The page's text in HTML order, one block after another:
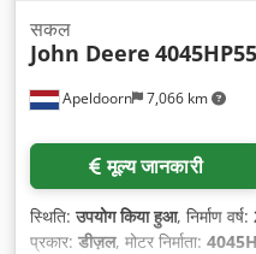
Apeldoorn 7,066 km
सकल
John Deere
मूल्य जानकारी
स्थिति:उपयोग किया हुआ, निर्माण वर्ष:
प्रकार: डीज़ल, मोटर निर्माता: